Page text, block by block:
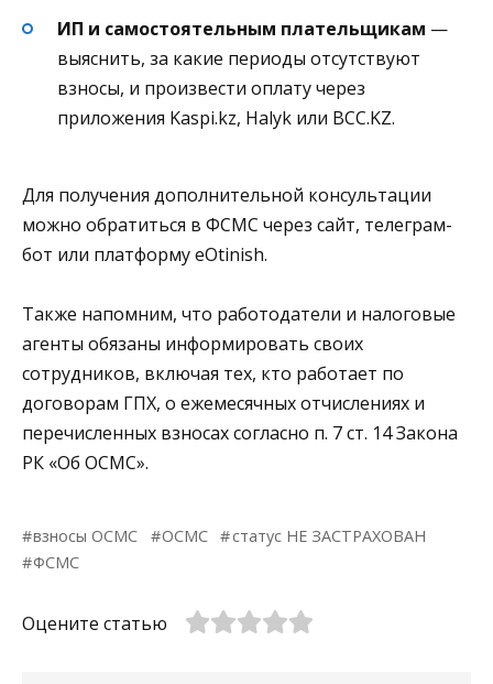
ИП и самостоятельным плательщикам —
выяснить, за какие периоды отсутствуют
взносы, и произвести оплату через
приложения Kaspi.kz, Halyk или BCC.KZ.
Для получения дополнительной консультации
можно обратиться в ФСМС через сайт, телеграм-
бот или платформу eOtinish.
Также напомним, что работодатели и налоговые
агенты обязаны информировать своих
сотрудников, включая тех, кто работает по
договорам ГПХ, о ежемесячных отчислениях и
перечисленных взносах согласно п. 7 ст. 14 Закона
РК «Об ОСМС».
взносы ОСМС ОСМС
статус НЕ ЗАСТРАХОВАН
ФСМС
Оцените статью